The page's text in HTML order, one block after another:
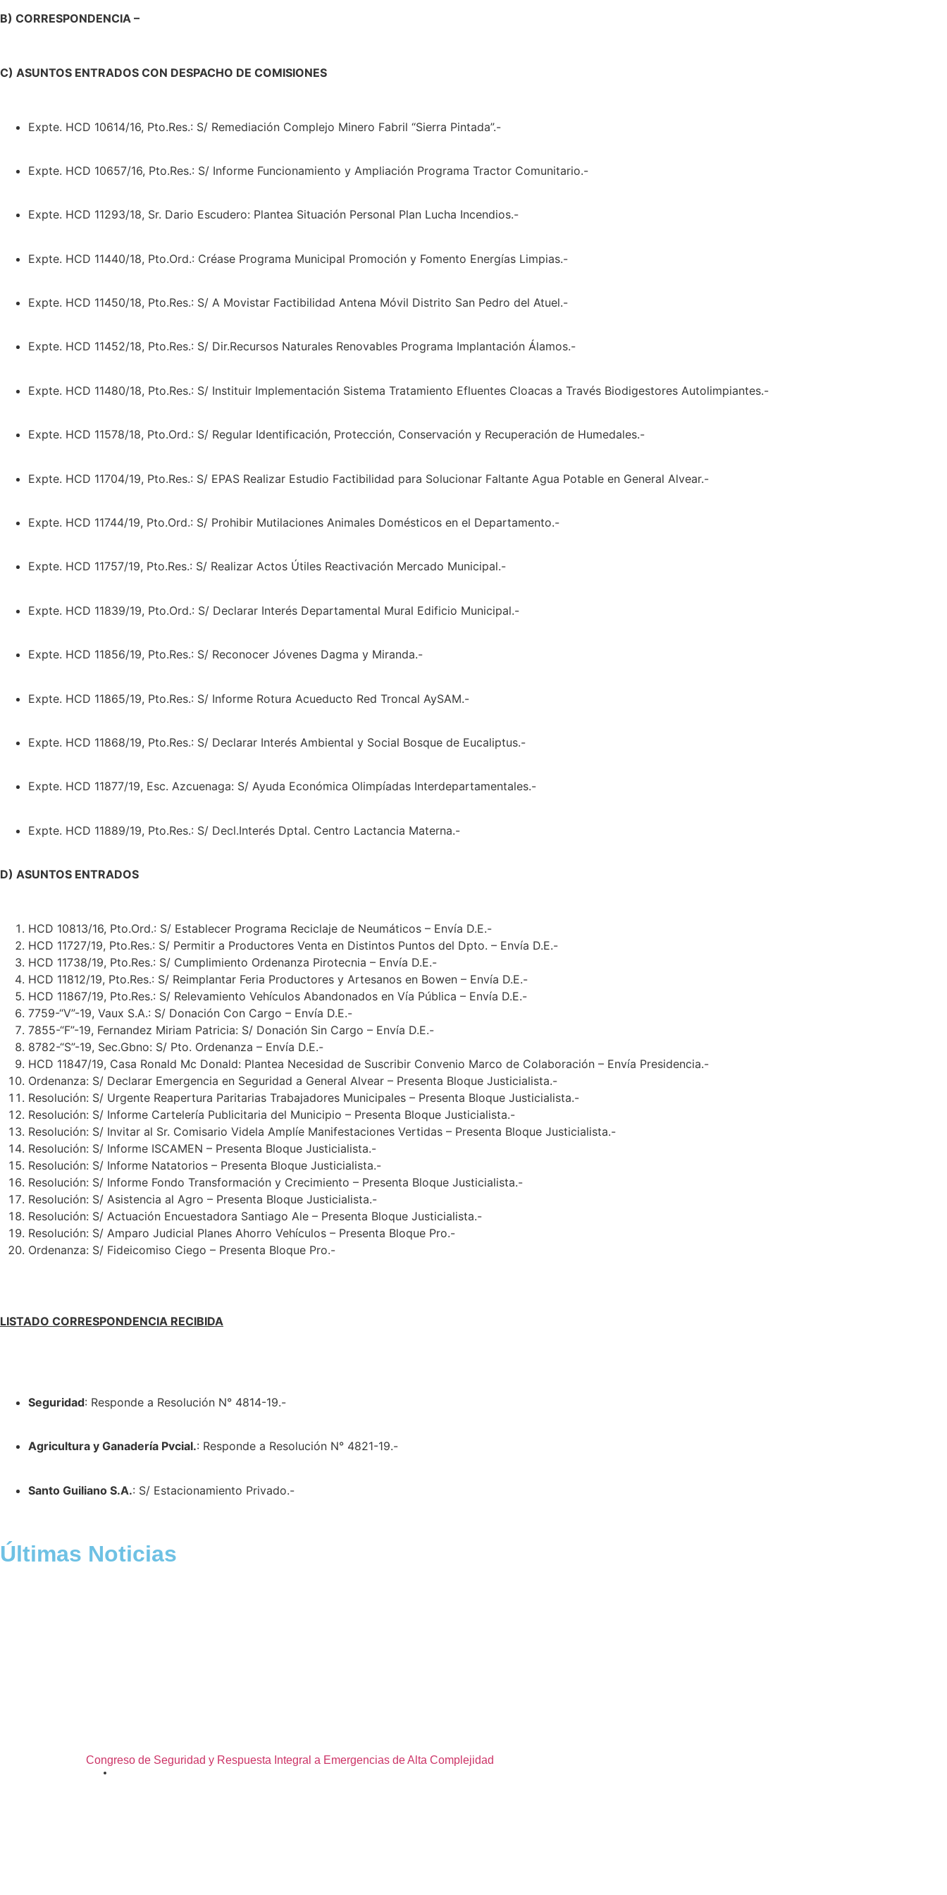
B) CORRESPONDENCIA –
C) ASUNTOS ENTRADOS CON DESPACHO DE COMISIONES
Expte. HCD 10614/16, Pto.Res.: S/ Remediación Complejo Minero Fabril “Sierra Pintada”.-
Expte. HCD 10657/16, Pto.Res.: S/ Informe Funcionamiento y Ampliación Programa Tractor Comunitario.-
Expte. HCD 11293/18, Sr. Dario Escudero: Plantea Situación Personal Plan Lucha Incendios.-
Expte. HCD 11440/18, Pto.Ord.: Créase Programa Municipal Promoción y Fomento Energías Limpias.-
Expte. HCD 11450/18, Pto.Res.: S/ A Movistar Factibilidad Antena Móvil Distrito San Pedro del Atuel.-
Expte. HCD 11452/18, Pto.Res.: S/ Dir.Recursos Naturales Renovables Programa Implantación Álamos.-
Expte. HCD 11480/18, Pto.Res.: S/ Instituir Implementación Sistema Tratamiento Efluentes Cloacas a Través Biodigestores Autolimpiantes.-
Expte. HCD 11578/18, Pto.Ord.: S/ Regular Identificación, Protección, Conservación y Recuperación de Humedales.-
Expte. HCD 11704/19, Pto.Res.: S/ EPAS Realizar Estudio Factibilidad para Solucionar Faltante Agua Potable en General Alvear.-
Expte. HCD 11744/19, Pto.Ord.: S/ Prohibir Mutilaciones Animales Domésticos en el Departamento.-
Expte. HCD 11757/19, Pto.Res.: S/ Realizar Actos Útiles Reactivación Mercado Municipal.-
Expte. HCD 11839/19, Pto.Ord.: S/ Declarar Interés Departamental Mural Edificio Municipal.-
Expte. HCD 11856/19, Pto.Res.: S/ Reconocer Jóvenes Dagma y Miranda.-
Expte. HCD 11865/19, Pto.Res.: S/ Informe Rotura Acueducto Red Troncal AySAM.-
Expte. HCD 11868/19, Pto.Res.: S/ Declarar Interés Ambiental y Social Bosque de Eucaliptus.-
Expte. HCD 11877/19, Esc. Azcuenaga: S/ Ayuda Económica Olimpíadas Interdepartamentales.-
Expte. HCD 11889/19, Pto.Res.: S/ Decl.Interés Dptal. Centro Lactancia Materna.-
D) ASUNTOS ENTRADOS
HCD 10813/16, Pto.Ord.: S/ Establecer Programa Reciclaje de Neumáticos – Envía D.E.-
HCD 11727/19, Pto.Res.: S/ Permitir a Productores Venta en Distintos Puntos del Dpto. – Envía D.E.-
HCD 11738/19, Pto.Res.: S/ Cumplimiento Ordenanza Pirotecnia – Envía D.E.-
HCD 11812/19, Pto.Res.: S/ Reimplantar Feria Productores y Artesanos en Bowen – Envía D.E.-
HCD 11867/19, Pto.Res.: S/ Relevamiento Vehículos Abandonados en Vía Pública – Envía D.E.-
7759-“V”-19, Vaux S.A.: S/ Donación Con Cargo – Envía D.E.-
7855-“F”-19, Fernandez Miriam Patricia: S/ Donación Sin Cargo – Envía D.E.-
8782-“S”-19, Sec.Gbno: S/ Pto. Ordenanza – Envía D.E.-
HCD 11847/19, Casa Ronald Mc Donald: Plantea Necesidad de Suscribir Convenio Marco de Colaboración – Envía Presidencia.-
Ordenanza: S/ Declarar Emergencia en Seguridad a General Alvear – Presenta Bloque Justicialista.-
Resolución: S/ Urgente Reapertura Paritarias Trabajadores Municipales – Presenta Bloque Justicialista.-
Resolución: S/ Informe Cartelería Publicitaria del Municipio – Presenta Bloque Justicialista.-
Resolución: S/ Invitar al Sr. Comisario Videla Amplíe Manifestaciones Vertidas – Presenta Bloque Justicialista.-
Resolución: S/ Informe ISCAMEN – Presenta Bloque Justicialista.-
Resolución: S/ Informe Natatorios – Presenta Bloque Justicialista.-
Resolución: S/ Informe Fondo Transformación y Crecimiento – Presenta Bloque Justicialista.-
Resolución: S/ Asistencia al Agro – Presenta Bloque Justicialista.-
Resolución: S/ Actuación Encuestadora Santiago Ale – Presenta Bloque Justicialista.-
Resolución: S/ Amparo Judicial Planes Ahorro Vehículos – Presenta Bloque Pro.-
Ordenanza: S/ Fideicomiso Ciego – Presenta Bloque Pro.-
LISTADO CORRESPONDENCIA RECIBIDA
Seguridad: Responde a Resolución N° 4814-19.-
Agricultura y Ganadería Pvcial.: Responde a Resolución N° 4821-19.-
Santo Guiliano S.A.: S/ Estacionamiento Privado.-
Últimas Noticias
Congreso de Seguridad y Respuesta Integral a Emergencias de Alta Complejidad